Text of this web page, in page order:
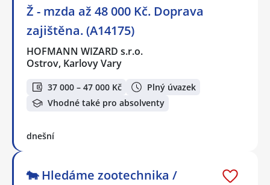
Ž - mzda až 48 000 Kč. Doprava
zajištěna. (A14175)
HOFMANN WIZARD s.r.o.
Ostrov, Karlovy Vary
37 000 – 47 000 Kč
Plný úvazek
Vhodné také pro absolventy
dnešní
🐄 Hledáme zootechnika /